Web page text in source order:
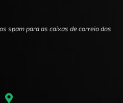
spam para as caixas de correio dos